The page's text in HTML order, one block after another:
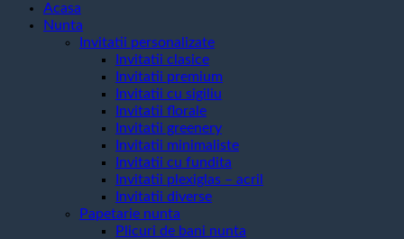
Acasa
Nunta
Invitatii personalizate
Invitatii clasice
Invitatii premium
Invitatii cu sigiliu
Invitatii florale
Invitatii greenery
Invitatii minimaliste
Invitatii cu fundita
Invitatii plexiglas – acril
Invitatii diverse
Papetarie nunta
Plicuri de bani nunta